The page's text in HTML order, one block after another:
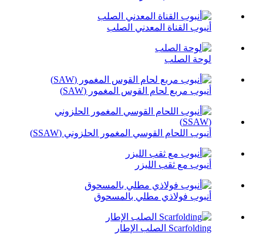
أنبوب القناة المعدني الصلب
لوحة الصلب
أنبوب مربع لحام القوس المغمور (SAW)
أنبوب اللحام القوسي المغمور الحلزوني (SSAW)
أنبوب مع ثقب الليزر
أنبوب فولاذي مطلي بالمسحوق
Scarfolding الصلب الإطار